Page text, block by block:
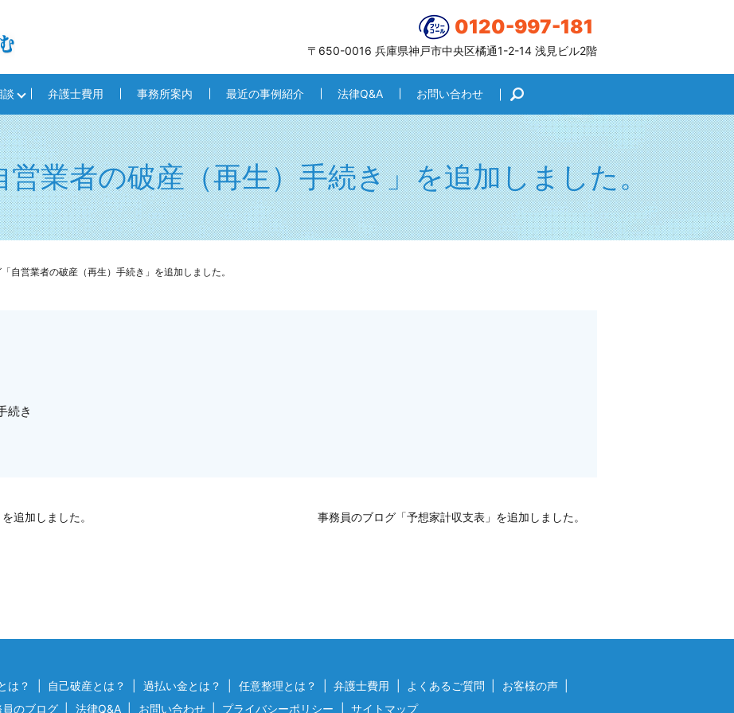
0120-997-181
〒650-0016 兵庫県神戸市中央区橘通1-2-14 浅見ビル2階
談 弁護士費用 事務所案内 最近の事例紹介 法律Q&A お問い合わせ search
業者の破産（再生）手続き」を追加しました。
自営業者の破産（再生）手続き」を追加しました。
続き
追加しました。 事務員のブログ「予想家計収支表」を追加しました。
は？ 自己破産とは？ 過払い金とは？ 任意整理とは？ 弁護士費用 よくあるご質問
お客様の声
のブログ
法律Q&A お問い合わせ プライバシーポリシー サイトマップ